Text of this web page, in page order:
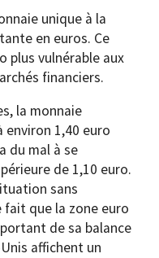
unique à la
en euros. Ce
plus vulnérable aux
financiers.
la monnaie
1,40 euro
du mal à se
de 1,10 euro.
sans
fait que la zone euro
de sa balance
affichent un